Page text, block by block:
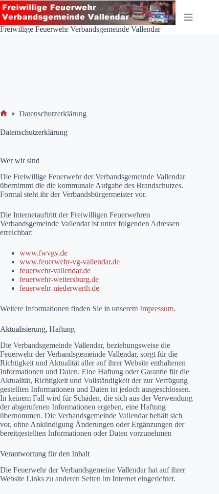
Zum
Inhalt
springen
Freiwillige Feuerwehr Verbandsgemeinde Vallendar
Datenschutzerklärung
Datenschutzerklärung
Wer wir sind
Die Freiwillige Feuerwehr der Verbandsgemeinde Vallendar
übernimmt die die kommunale Aufgabe des Brandschutzes.
Formal steht ihr der Verbandsbürgermeister vor.
Die Internetauftritt der Freiwilligen Feuerwehren
Verbandsgemeinde Vallendar ist unter folgenden Adressen
erreichbar:
www.fwvgv.de
www.feuerwehr-vg-vallendar.de
feuerwehr-vallendar.de
feuerwehr-weitersburg.de
feuerwehr-niederwerth.de
Weitere Informationen finden Sie in unserem Impressum.
Aktualisierung, Haftung
Die Verbandsgemeinde Vallendar, beziehungsweise die
Feuerwehr der Verbandsgemeinde Vallendar, sorgt für die
Richtigkeit und Aktualität aller auf ihrer Website enthaltenen
Informationen und Daten. Eine Haftung oder Garantie für die
Aktualität, Richtigkeit und Vollständigkeit der zur Verfügung
gestellten Informationen und Daten ist jedoch ausgeschlossen.
In keinem Fall wird für Schäden, die sich aus der Verwendung
der abgerufenen Informationen ergeben, eine Haftung
übernommen. Die Verbandsgemeinde Vallendar behält sich
vor, ohne Ankündigung Änderungen oder Ergänzungen der
bereitgestellten Informationen oder Daten vorzunehmen
Verantwortung für den Inhalt
Die Feuerwehr der Verbandsgemeine Vallendar hat auf ihrer
Website Links zu anderen Seiten im Internet eingerichtet.